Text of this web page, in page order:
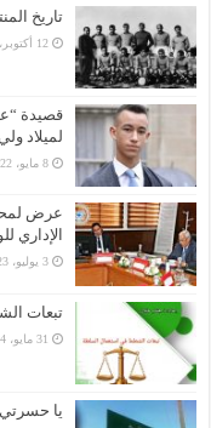
تاريخ
12 أكتوبر، 2024
قصيدة
لميلاد
8 مايو، 2022
عرض
الإداري
3 يوليو، 2023
تبعات
31 مايو، 2024
يا